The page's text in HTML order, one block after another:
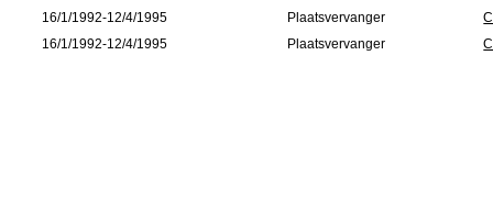
16/1/1992-12/4/1995
Plaatsvervanger
16/1/1992-12/4/1995
Plaatsvervanger